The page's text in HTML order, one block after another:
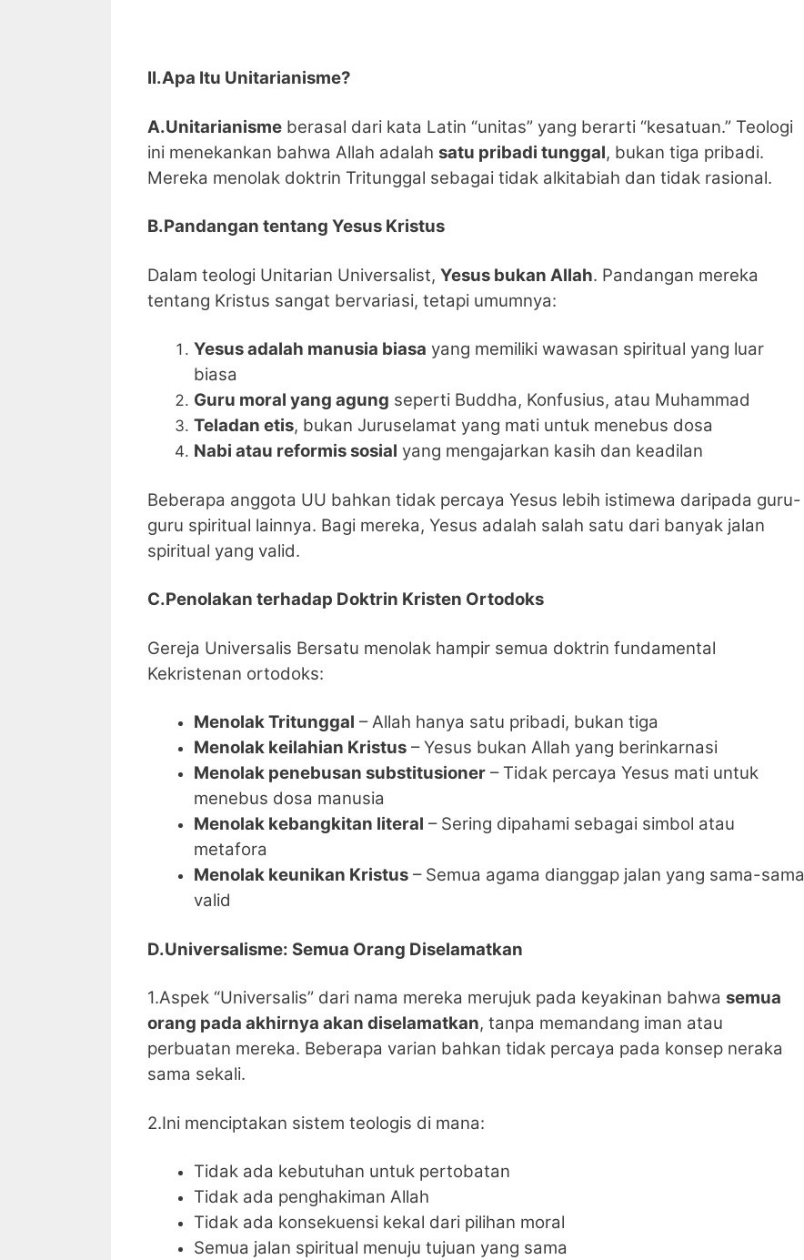
II.Apa Itu Unitarianisme?
A.Unitarianisme berasal dari kata Latin “unitas” yang berarti “kesatuan.” Teologi
ini menekankan bahwa Allah adalah satu pribadi tunggal, bukan tiga pribadi.
Mereka menolak doktrin Tritunggal sebagai tidak alkitabiah dan tidak rasional.
B.Pandangan tentang Yesus Kristus
Dalam teologi Unitarian Universalist, Yesus bukan Allah. Pandangan mereka
tentang Kristus sangat bervariasi, tetapi umumnya:
Yesus adalah manusia biasa yang memiliki wawasan spiritual yang luar
biasa
Guru moral yang agung seperti Buddha, Konfusius, atau Muhammad
Teladan etis, bukan Juruselamat yang mati untuk menebus dosa
Nabi atau reformis sosial yang mengajarkan kasih dan keadilan
Beberapa anggota UU bahkan tidak percaya Yesus lebih istimewa daripada guru-
guru spiritual lainnya. Bagi mereka, Yesus adalah salah satu dari banyak jalan
spiritual yang valid.
C.Penolakan terhadap Doktrin Kristen Ortodoks
Gereja Universalis Bersatu menolak hampir semua doktrin fundamental
Kekristenan ortodoks:
Menolak Tritunggal – Allah hanya satu pribadi, bukan tiga
Menolak keilahian Kristus – Yesus bukan Allah yang berinkarnasi
Menolak penebusan substitusioner – Tidak percaya Yesus mati untuk
menebus dosa manusia
Menolak kebangkitan literal – Sering dipahami sebagai simbol atau
metafora
Menolak keunikan Kristus – Semua agama dianggap jalan yang sama-sama
valid
D.Universalisme: Semua Orang Diselamatkan
1.Aspek “Universalis” dari nama mereka merujuk pada keyakinan bahwa semua
orang pada akhirnya akan diselamatkan, tanpa memandang iman atau
perbuatan mereka. Beberapa varian bahkan tidak percaya pada konsep neraka
sama sekali.
2.Ini menciptakan sistem teologis di mana:
Tidak ada kebutuhan untuk pertobatan
Tidak ada penghakiman Allah
Tidak ada konsekuensi kekal dari pilihan moral
Semua jalan spiritual menuju tujuan yang sama